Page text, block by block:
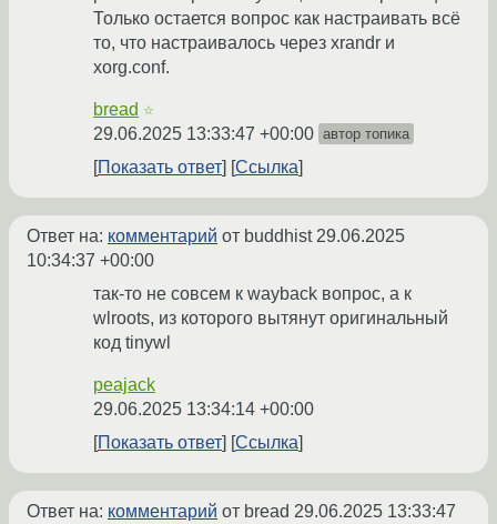
Только остается вопрос как настраивать всё
то, что настраивалось через xrandr и
xorg.conf.
bread ☆
29.06.2025 13:33:47 +00:00 автор топика
Показать ответ Ссылка
Ответ на: комментарий от buddhist 29.06.2025
10:34:37 +00:00
так-то не совсем к wayback вопрос, а к
wlroots, из которого вытянут оригинальный
код tinywl
peajack
29.06.2025 13:34:14 +00:00
Показать ответ
Ссылка
Ответ на: комментарий от bread 29.06.2025 13:33:47